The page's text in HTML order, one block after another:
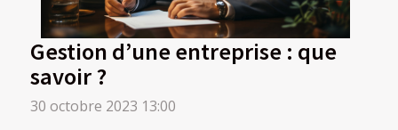
Gestion d’une entreprise : que
savoir ?
30 octobre 2023 13:00